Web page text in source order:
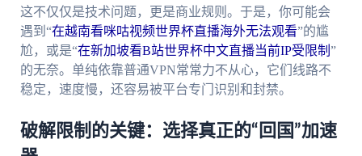
这不仅仅是技术问题，更是商业规则。于是，你可能会
遇到“在越南看咪咕视频世界杯直播海外无法观看”的尴
尬，或是“在新加坡看B站世界杯中文直播当前IP受限制 ”
的无奈。单纯依靠普通VPN常常力不从心，它们线路不
稳定，速度慢，还容易被平台专门识别和封禁。
破解限制的关键：选择真正的“回国”加速